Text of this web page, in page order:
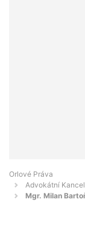
Orlové Práva
Advokátní
Mgr. Milan